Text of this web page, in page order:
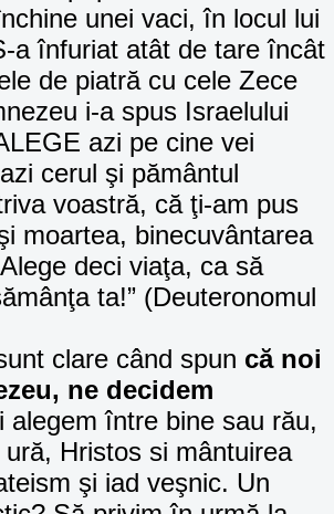
unei vaci, în locul lui
a înfuriat atât de tare încât
de piatră cu cele Zece
i-a spus Israelului
azi pe cine vei
cerul şi pământul
voastră, că ţi-am pus
moartea, binecuvântarea
deci viaţa, ca să
ta!” (Deuteronomul
clare când spun că noi
ne decidem
alegem între bine sau rău,
Hristos si mântuirea
şi iad veşnic. Un